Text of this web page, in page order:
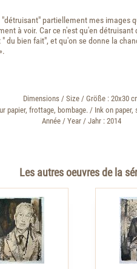
"détruisant" partiellement mes images
à voir. Car ce n'est qu'en détruisant
" du bien fait", et qu'on se donne la
Dimensions / Size / Größe : 20x30
papier, frottage, bombage. / Ink on paper,
Année / Year / Jahr : 2014
Les autres oeuvres de la